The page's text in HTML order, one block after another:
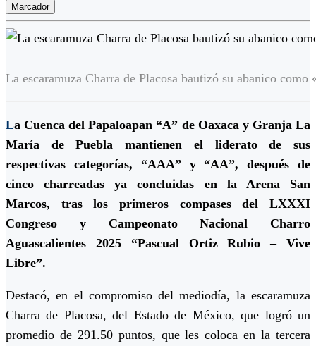
Marcador
La escaramuza Charra de Placosa bautizó su abanico como
La Cuenca del Papaloapan “A” de Oaxaca y Granja La
María de Puebla mantienen el liderato de sus
respectivas categorías, “AAA” y “AA”, después de
cinco charreadas ya concluidas en la Arena San
Marcos, tras los primeros compases del LXXXI
Congreso y Campeonato Nacional Charro
Aguascalientes 2025 “Pascual Ortiz Rubio – Vive
Libre”.
Destacó, en el compromiso del mediodía, la escaramuza
Charra de Placosa, del Estado de México, que logró un
promedio de 291.50 puntos, que les coloca en la tercera